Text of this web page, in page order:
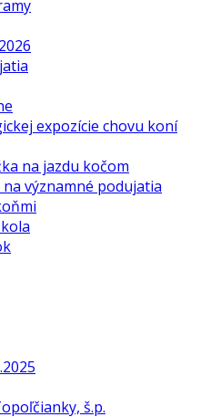
expozície chovu koní
na jazdu kočom
významné podujatia
š.p.